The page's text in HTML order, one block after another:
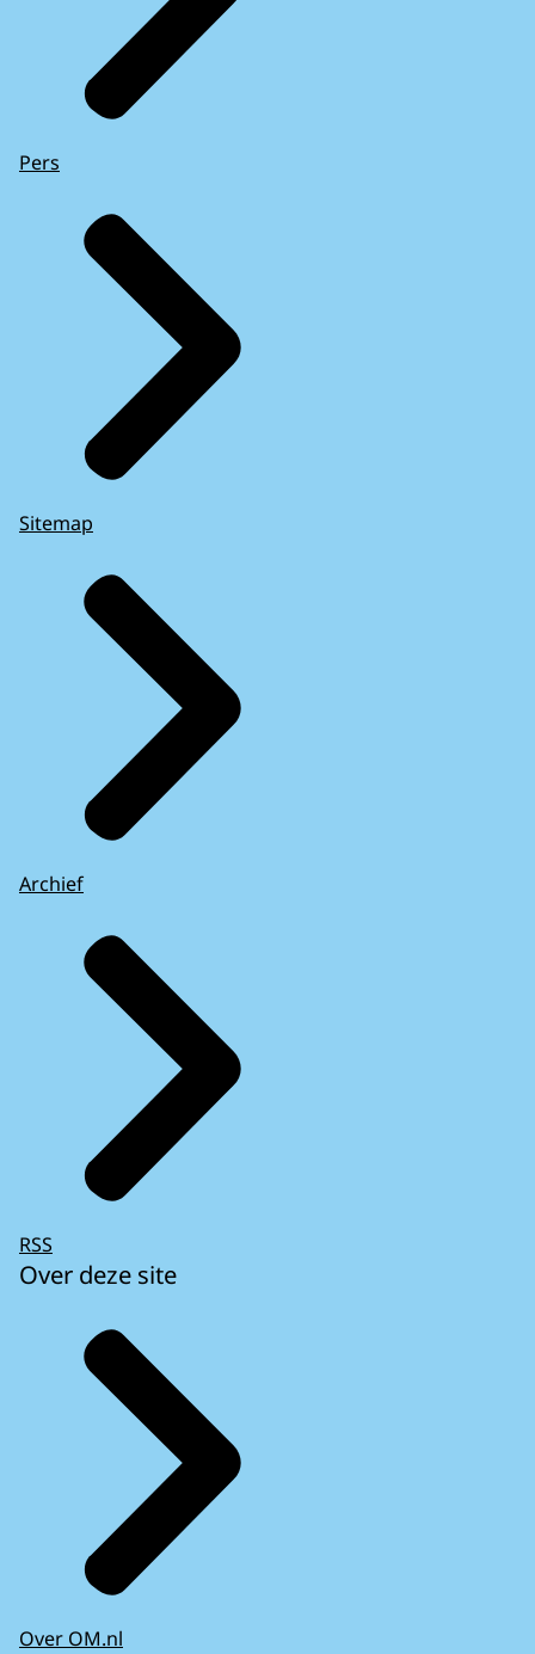
Pers
Sitemap
Archief
RSS
Over deze site
Over OM.nl